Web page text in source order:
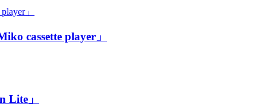
cassette player」
Lite」